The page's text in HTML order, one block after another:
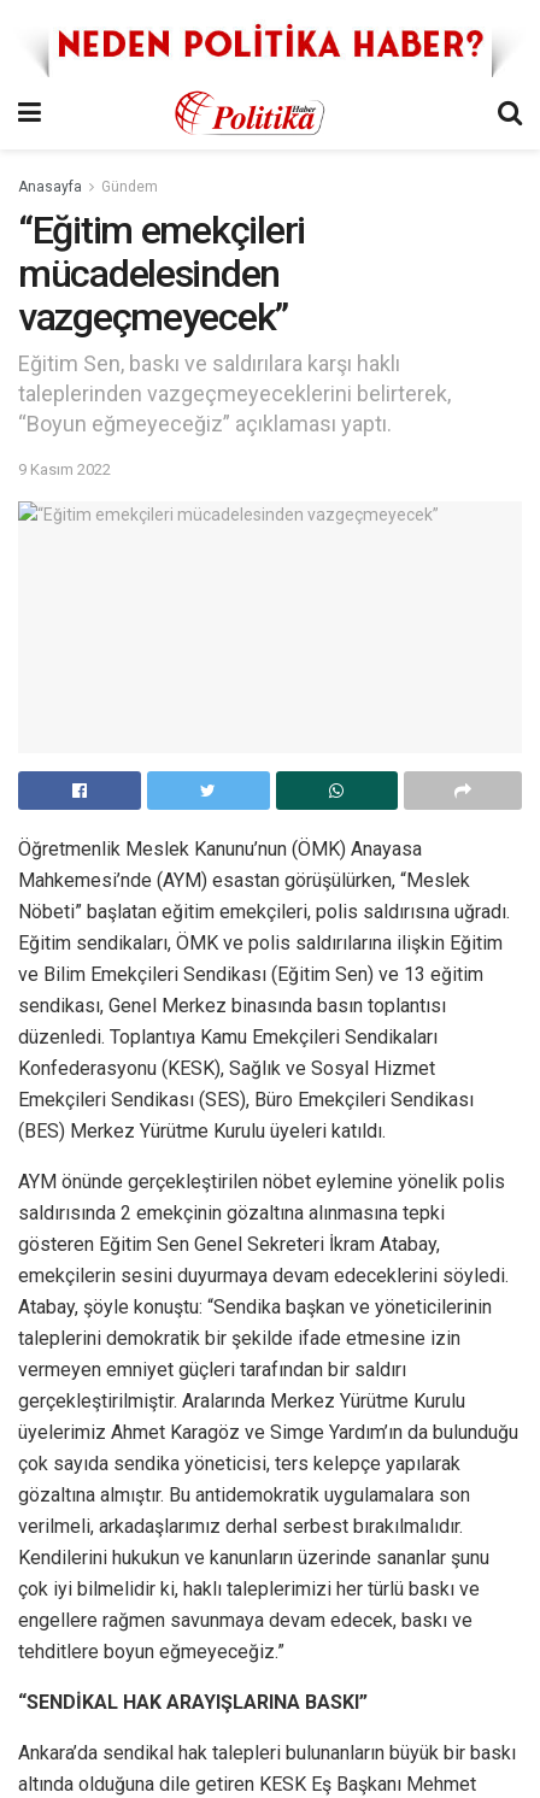
Anasayfa Gündem
“Eğitim emekçileri
mücadelesinden
vazgeçmeyecek”
Eğitim Sen, baskı ve saldırılara karşı haklı
taleplerinden vazgeçmeyeceklerini belirterek,
“Boyun eğmeyeceğiz” açıklaması yaptı.
9 Kasım 2022
Öğretmenlik Meslek Kanunu’nun (ÖMK) Anayasa
Mahkemesi’nde (AYM) esastan görüşülürken, “Meslek
Nöbeti” başlatan eğitim emekçileri, polis saldırısına uğradı.
Eğitim sendikaları, ÖMK ve polis saldırılarına ilişkin Eğitim
ve Bilim Emekçileri Sendikası (Eğitim Sen) ve 13 eğitim
sendikası, Genel Merkez binasında basın toplantısı
düzenledi. Toplantıya Kamu Emekçileri Sendikaları
Konfederasyonu (KESK), Sağlık ve Sosyal Hizmet
Emekçileri Sendikası (SES), Büro Emekçileri Sendikası
(BES) Merkez Yürütme Kurulu üyeleri katıldı.
AYM önünde gerçekleştirilen nöbet eylemine yönelik polis
saldırısında 2 emekçinin gözaltına alınmasına tepki
gösteren Eğitim Sen Genel Sekreteri İkram Atabay,
emekçilerin sesini duyurmaya devam edeceklerini söyledi.
Atabay, şöyle konuştu: “Sendika başkan ve yöneticilerinin
taleplerini demokratik bir şekilde ifade etmesine izin
vermeyen emniyet güçleri tarafından bir saldırı
gerçekleştirilmiştir. Aralarında Merkez Yürütme Kurulu
üyelerimiz Ahmet Karagöz ve Simge Yardım’ın da bulunduğu
çok sayıda sendika yöneticisi, ters kelepçe yapılarak
gözaltına almıştır. Bu antidemokratik uygulamalara son
verilmeli, arkadaşlarımız derhal serbest bırakılmalıdır.
Kendilerini hukukun ve kanunların üzerinde sananlar şunu
çok iyi bilmelidir ki, haklı taleplerimizi her türlü baskı ve
engellere rağmen savunmaya devam edecek, baskı ve
tehditlere boyun eğmeyeceğiz.”
“SENDİKAL HAK ARAYIŞLARINA BASKI”
Ankara’da sendikal hak talepleri bulunanların büyük bir baskı
altında olduğuna dile getiren KESK Eş Başkanı Mehmet